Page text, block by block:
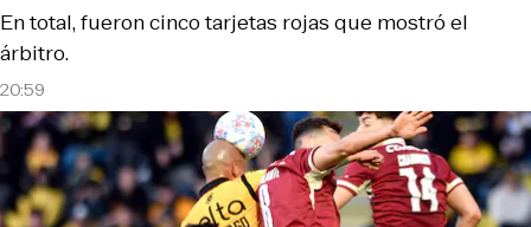
20:59
En total, fueron cinco tarjetas rojas que mostró el
árbitro.